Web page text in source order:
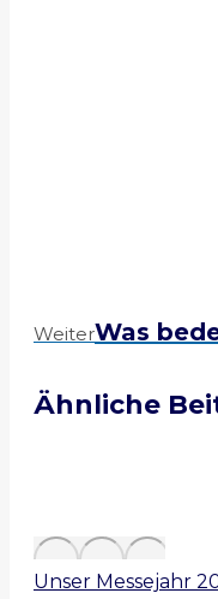
Weiter*
Was
Ähnliche
Unser Messejahr